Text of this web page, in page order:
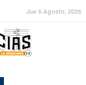
Jue 6 Agosto, 2026